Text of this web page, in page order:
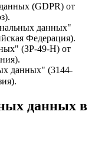
(GDPR) от
данных"
Федерация).
(ЗР-49-Н) от
данных" (3144-
данных в